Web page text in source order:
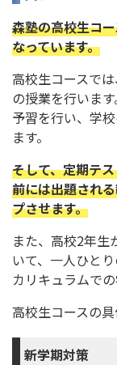
森塾の高校生コ
なっています。
高校生コースで
の授業を行いま
予習を行い、学
ます。
そして、定期テ
前には出題され
プさせます。
また、高校2年生
いて、一人ひと
カリキュラムでの
高校生コースの
新学期対策